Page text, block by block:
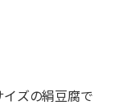
ズの絹豆腐で